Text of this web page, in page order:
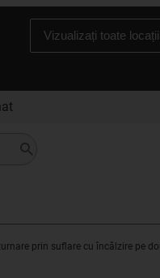
Vizualizați toate
prin suflare cu încălzire pe